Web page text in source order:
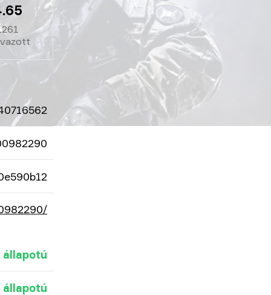
állapotú
állapotú